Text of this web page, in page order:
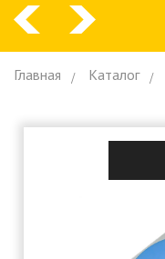
Главная Каталог